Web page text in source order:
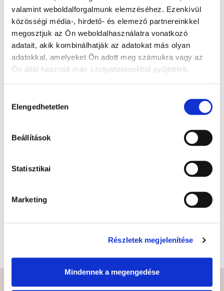
valamint weboldalforgalmunk elemzéséhez. Ezenkívül
közösségi média-, hirdető- és elemező partnereinkkel
megosztjuk az Ön weboldalhasználatra vonatkozó
adatait, akik kombinálhatják az adatokat más olyan
adatokkal, amelyeket Ön adott meg számukra vagy az
Ön által használt más szolgáltatásokból gyűjtöttek.
kiválasztása
Elengedhetetlen
Beállítások
Statisztikai
Marketing
Részletek megjelenítése
Mindennek a megengedése
Keringéstámogató eszközök
Kineziológiai tapaszok